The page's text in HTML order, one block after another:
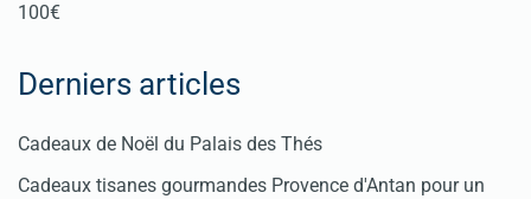
100€
Derniers articles
Cadeaux de Noël du Palais des Thés
Cadeaux tisanes gourmandes Provence d'Antan pour un